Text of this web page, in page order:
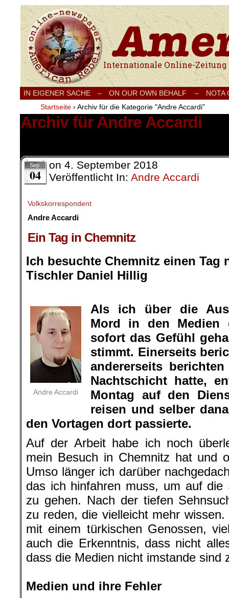
Internationale Onlinezeitung für Frieden,
IN EIGENER SACHE – ON OUR OWN BEHALF –
NOTA
Startseite › Archiv für die Kategorie "Andre Accardi"
Archiv für Andre Accardi
Sep.
04
on 4. September 2018
Veröffentlicht In: Andre Accardi
Volkskorrespondent
Andre Accardi
Ein Tag in Chemnitz
Ich besuchte Chemnitz einen Tag
Tischler Daniel Hillig
Andre Accardi
Als ich über die
Mord in den Medien
sofort das Gefühl
stimmt. Einerseits
andererseits
Nachtschicht hatte,
Montag auf den
reisen und selber
den Vortagen dort passierte.
Auf der Arbeit habe ich noch
mein Besuch in Chemnitz hat und
Umso länger ich darüber
das ich hinfahren muss, um auf die
zu gehen. Nach der tiefen
zu reden, die vielleicht mehr
mit einem türkischen Genossen,
auch die Erkenntnis, dass nicht
dass die Medien nicht imstande sind
Medien und ihre Fehler